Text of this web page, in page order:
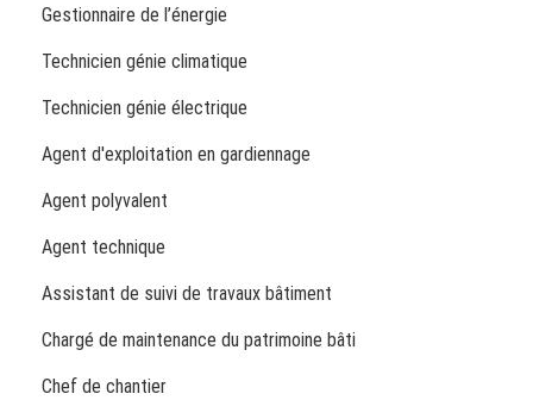
Gestionnaire de l’énergie
Technicien génie climatique
Technicien génie électrique
Agent d'exploitation en gardiennage
Agent polyvalent
Agent technique
Assistant de suivi de travaux bâtiment
Chargé de maintenance du patrimoine bâti
Chef de chantier